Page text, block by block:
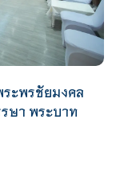
ะพรชัยมงคล
ษา พระบาท